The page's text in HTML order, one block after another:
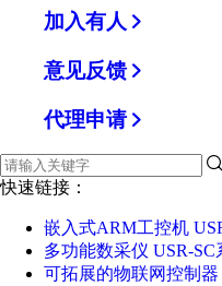
加入有人
意见反馈
代理申请
快速链接：
嵌入式ARM工控机
多功能数采仪 USR-SC
可拓展的物联网控制器